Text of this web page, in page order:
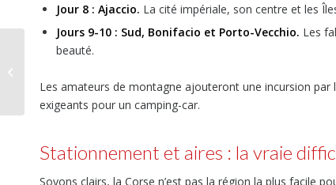
Jour 8 : Ajaccio. La cité impériale, son centre et les
Jours 9-10 : Sud, Bonifacio et Porto-Vecchio. Les
beauté.
Les amateurs de montagne ajouteront une incursion par
exigeants pour un camping-car.
Stationnement et aires : la vraie
Soyons clairs, la Corse n’est pas la région la plus facile
Gestion de l’eau en
ses réservoirs